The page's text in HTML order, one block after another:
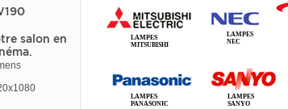
LAMPES
MITSUBISHI
LAMPES
NEC
LAMPES
PANASONIC
LAMPES
SANYO
salon en